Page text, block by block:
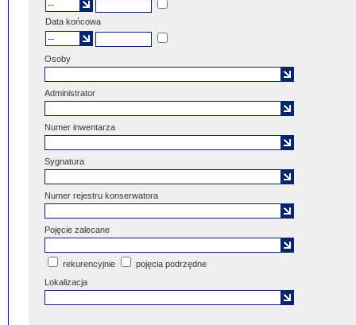
Data końcowa
Osoby
Administrator
Numer inwentarza
Sygnatura
Numer rejestru konserwatora
Pojęcie zalecane
rekurencyjnie
pojęcia podrzędne
Lokalizacja